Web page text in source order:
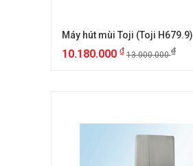
Máy hút mùi Toji (Toji H679.9)
10.180.000 ₫ 13.000.000₫